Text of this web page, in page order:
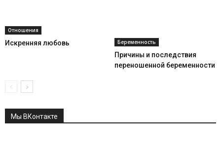
Отношения
Искренняя любовь Беременность
Причины и последствия
переношенной беременности
Мы ВКонтакте